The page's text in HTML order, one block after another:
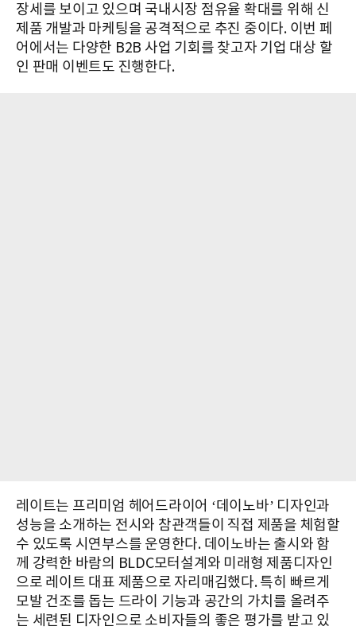
장세를 보이고 있으며 국내시장 점유율 확대를 위해 신
제품 개발과 마케팅을 공격적으로 추진 중이다. 이번 페
어에서는 다양한 B2B 사업 기회를 찾고자 기업 대상 할
인 판매 이벤트도 진행한다.
레이트는 프리미엄 헤어드라이어 ‘데이노바’ 디자인과
성능을 소개하는 전시와 참관객들이 직접 제품을 체험할
수 있도록 시연부스를 운영한다. 데이노바는 출시와 함
께 강력한 바람의 BLDC모터설계와 미래형 제품디자인
으로 레이트 대표 제품으로 자리매김했다. 특히 빠르게
모발 건조를 돕는 드라이 기능과 공간의 가치를 올려주
는 세련된 디자인으로 소비자들의 좋은 평가를 받고 있